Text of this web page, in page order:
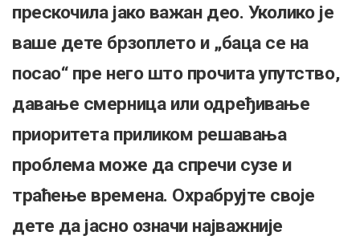
прескочила јако важан део. Уколико је
ваше дете брзоплето и „баца се на
посао“ пре него што прочита упутство,
давање смерница или одређивање
приоритета приликом решавања
проблема може да спречи сузе и
траћење времена. Охрабрујте своје
дете да јасно означи најважније